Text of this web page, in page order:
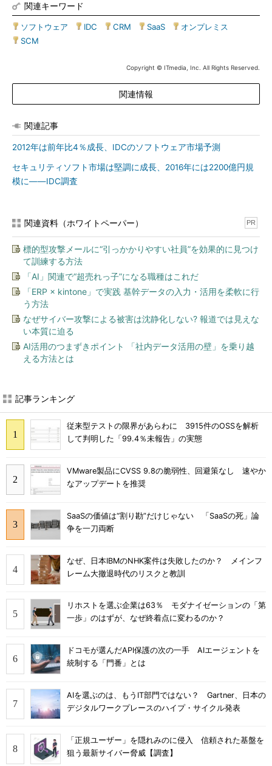
関連キーワード
ソフトウェア IDC CRM SaaS オンプレミス
SCM
Copyright © ITmedia, Inc. All Rights Reserved.
関連情報
関連記事
2012年は前年比4％成長、IDCのソフトウェア市場予測
セキュリティソフト市場は堅調に成長、2016年には2200億円規
模に――IDC調査
関連資料（ホワイトペーパー） PR
標的型攻撃メールに“引っかかりやすい社員”を効果的に見つけ
て訓練する方法
「AI」関連で“超売れっ子”になる職種はこれだ
「ERP × kintone」で実践 基幹データの入力・活用を柔軟に行
う方法
なぜサイバー攻撃による被害は沈静化しない? 報道では見えな
い本質に迫る
AI活用のつまずきポイント 「社内データ活用の壁」を乗り越
える方法とは
記事ランキング
従来型テストの限界があらわに 3915件のOSSを解析
して判明した「99.4％未報告」の実態
VMware製品にCVSS 9.8の脆弱性、回避策なし 速やか
なアップデートを推奨
SaaSの価値は“割り勘”だけじゃない 「SaaSの死」論
争を一刀両断
なぜ、日本IBMのNHK案件は失敗したのか？ メインフ
レーム大撤退時代のリスクと教訓
リホストを選ぶ企業は63％ モダナイゼーションの「第
一歩」のはずが、なぜ終着点に変わるのか？
ドコモが選んだAPI保護の次の一手 AIエージェントを
統制する「門番」とは
AIを選ぶのは、もうIT部門ではない？ Gartner、日本の
デジタルワークプレースのハイプ・サイクル発表
「正規ユーザー」を隠れみのに侵入 信頼された基盤を
狙う最新サイバー脅威【調査】